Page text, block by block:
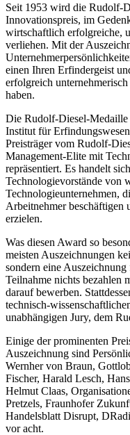
Seit 1953 wird die Rudolf-
Innovationspreis, im
wirtschaftlich erfolgreiche,
verliehen. Mit der
einen Ihren Erfindergeist
erfolgreich
haben.
Die Rudolf-Diesel-Medaille
Institut für
Preisträger vom Rudolf-
Management-Elite mit
repräsentiert. Es handelt
Technologievorstände von
Technologieunternehmen,
Arbeitnehmer
erzielen.
Was diesen Award so
meisten Auszeichnungen
sondern eine
Teilnahme nichts bezahlen
darauf bewerben.
technisch-
unabhängigen Jury, dem
Einige der prominenten
Auszeichnung sind
Wernher von Braun,
Fischer, Harald Lesch,
Helmut Claas,
Pretzels, Fraunhofer
Handelsblatt Disrupt,
vor acht.